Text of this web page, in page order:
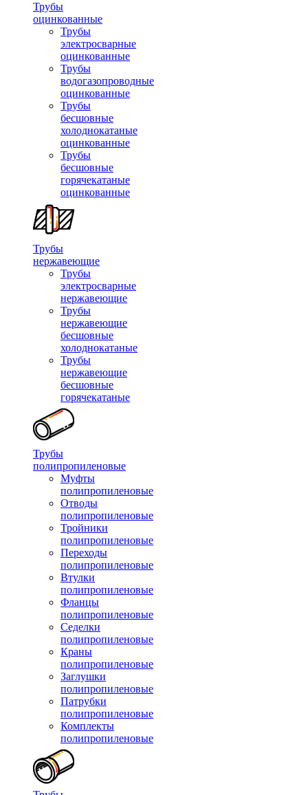
Трубы
оцинкованные
Трубы
электросварные
оцинкованные
Трубы
водогазопроводные
оцинкованные
Трубы
бесшовные
холоднокатаные
оцинкованные
Трубы
бесшовные
горячекатаные
оцинкованные
Трубы
нержавеющие
Трубы
электросварные
нержавеющие
Трубы
нержавеющие
бесшовные
холоднокатаные
Трубы
нержавеющие
бесшовные
горячекатаные
Трубы
полипропиленовые
Муфты
полипропиленовые
Отводы
полипропиленовые
Тройники
полипропиленовые
Переходы
полипропиленовые
Втулки
полипропиленовые
Фланцы
полипропиленовые
Седелки
полипропиленовые
Краны
полипропиленовые
Заглушки
полипропиленовые
Патрубки
полипропиленовые
Комплекты
полипропиленовые